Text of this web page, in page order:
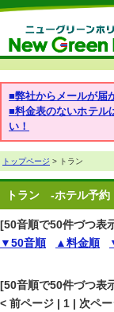
■弊社からメールが届
■料金表のないホテル
い！
トップページ > トラン
トラン -ホテル予約
[50音順で50件づつ表
▼50音順
▲料金順
[50音順で50件づつ表
< 前ページ | 1 | 次ペ